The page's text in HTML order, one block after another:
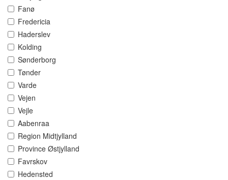
Fanø
Fredericia
Haderslev
Kolding
Sønderborg
Tønder
Varde
Vejen
Vejle
Aabenraa
Region Midtjylland
Province Østjylland
Favrskov
Hedensted